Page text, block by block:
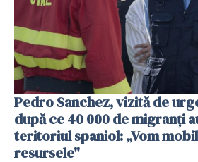
Pedro Sanchez, vizită de
după ce 40 000 de migranți
teritoriul spaniol: „Vom
resursele"